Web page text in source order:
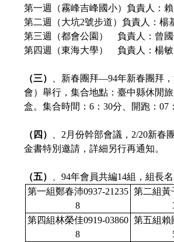
第一週（霧峰吉峰國小）負責人：
第二週（大坑2號步道）負責人：楊
第三週（都會公園）
負責人：曾
第四週（東海大學）
負責人：楊
（三） 、新春團拜—94年新春團拜
會）舉行，集合地點：臺中縣休閒
盒。集合時間：6：30分、開跑：07
（四）
2月份幹部會議，2/20新春
金書特別邀請，詳細另行再通知。
（五）
94年會員共編14組，組長
第一組鄭春沛0937-21235
8
第二組黃
第四組林榮佳0919-03860
8
第五組賴